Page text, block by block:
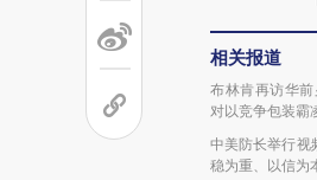
相关报道
布林肯再访华
对以竞争包装霸
中美防长举行视
稳为重、以信为